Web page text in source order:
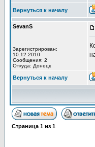
Вернуться к началу
SevanS
Зарегистрирован:
10.12.2010
Сообщения: 2
Откуда: Донецк
Вернуться к началу
Страница 1 из 1